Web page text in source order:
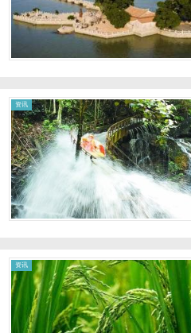
资讯
资讯